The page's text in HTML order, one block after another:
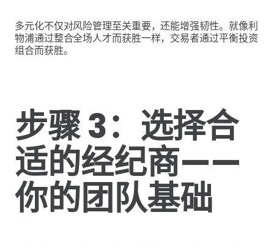
多元化不仅对风险管理至关重要，还能增强韧性。就像利
物浦通过整合全场人才而获胜一样，交易者通过平衡投资
组合而获胜。
步骤 3：选择合
适的经纪商——
你的团队基础